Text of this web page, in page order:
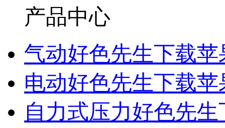
产品中心
气动好色先生下载
电动好色先生下载
自力式压力好色先